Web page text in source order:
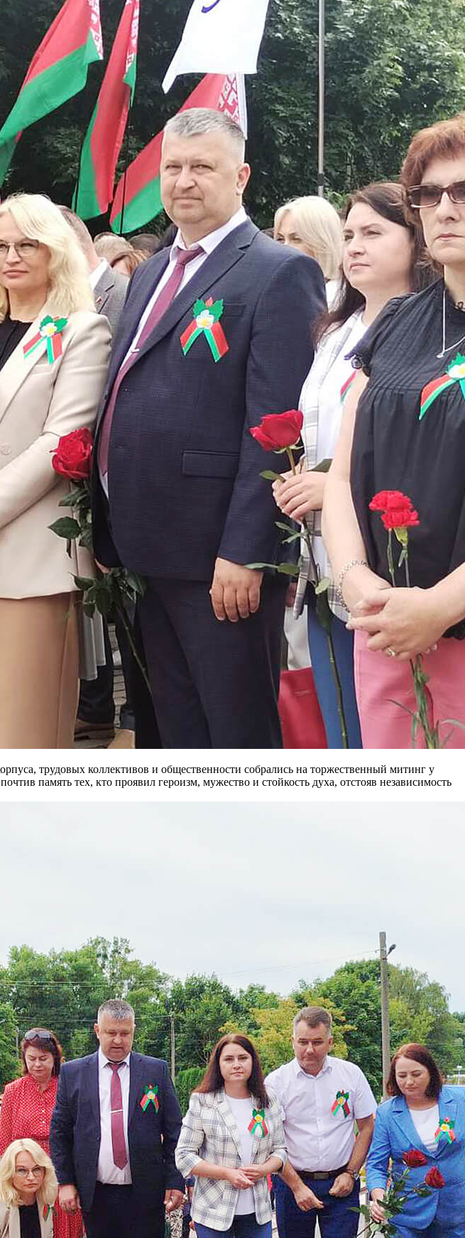
трудовых коллективов и общественности собрались на торжественный митинг у
память тех, кто проявил героизм, мужество и стойкость духа, отстояв независимость